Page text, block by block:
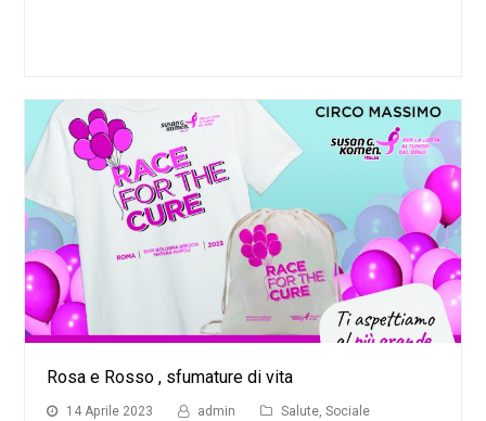
Rosa e Rosso , sfumature di vita
14 Aprile 2023 admin Salute, Sociale